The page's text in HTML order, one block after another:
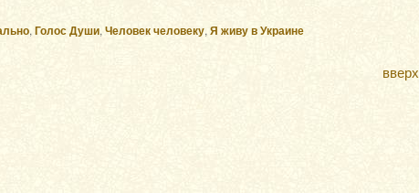
,Голос Души,Человек человеку,Я живу в Украине
вверх